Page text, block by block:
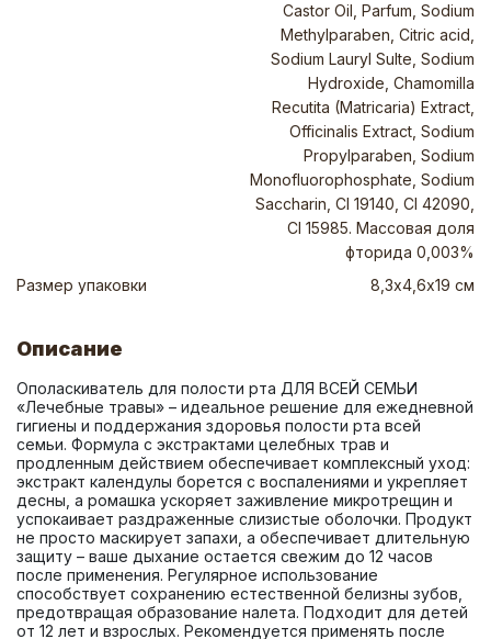
Castor Oil, Parfum, Sodium
Methylparaben, Citric acid,
Sodium Lauryl Sulte, Sodium
Hydroxide, Chamomilla
Recutita (Matricaria) Extract,
Officinalis Extract, Sodium
Propylparaben, Sodium
Monofluorophosphate, Sodium
Saccharin, Cl 19140, CI 42090,
CI 15985. Массовая доля
фторида 0,003%
Размер упаковки
8,3х4,6х19 см
Описание
Ополаскиватель для полости рта ДЛЯ ВСЕЙ СЕМЬИ
«Лечебные травы» – идеальное решение для ежедневной
гигиены и поддержания здоровья полости рта всей
семьи. Формула с экстрактами целебных трав и
продленным действием обеспечивает комплексный уход:
экстракт календулы борется с воспалениями и укрепляет
десны, а ромашка ускоряет заживление микротрещин и
успокаивает раздраженные слизистые оболочки. Продукт
не просто маскирует запахи, а обеспечивает длительную
защиту – ваше дыхание остается свежим до 12 часов
после применения. Регулярное использование
способствует сохранению естественной белизны зубов,
предотвращая образование налета. Подходит для детей
от 12 лет и взрослых. Рекомендуется применять после